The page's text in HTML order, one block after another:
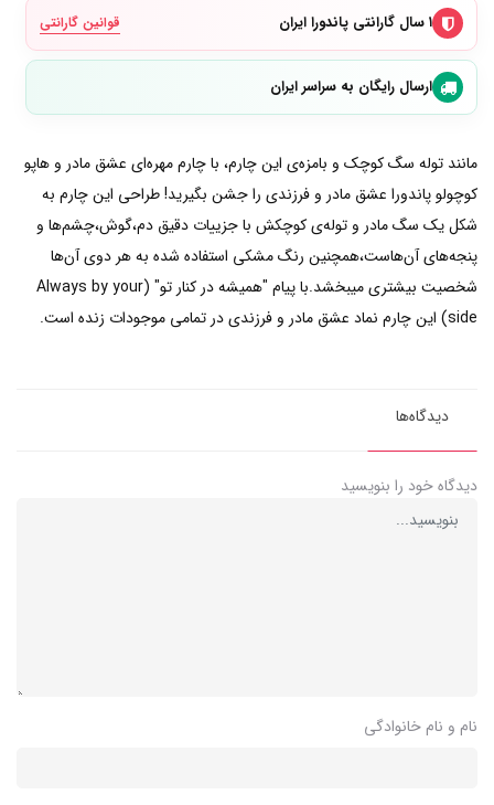
۱ سال گارانتی پاندورا ایران قوانین گارانتی
ارسال رایگان به سراسر ایران
مانند توله سگ کوچک و بامزه‌ی این چارم، با چارم مهره‌ای عشق مادر و هاپو
کوچولو پاندورا عشق مادر و فرزندی را جشن بگیرید! طراحی این چارم به
شکل یک سگ مادر و توله‌ی کوچکش با جزییات دقیق دم،گوش،چشم‌ها و
پنجه‌های آن‌هاست،همچنین رنگ مشکی استفاده شده به هر دوی آن‌ها
شخصیت بیشتری میبخشد.با پیام "همیشه در کنار تو" (Always by your
side) این چارم نماد عشق مادر و فرزندی در تمامی موجودات زنده است.
دیدگاه‌ها
دیدگاه خود را بنویسید
نام و نام خانوادگی